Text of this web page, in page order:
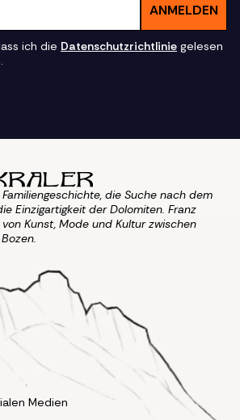
ANMELDEN
ich die Datenschutzrichtlinie gelesen
die Suche nach dem
Einzigartigkeit der Dolomiten. Franz
Kunst, Mode und Kultur zwischen
Medien